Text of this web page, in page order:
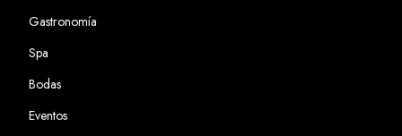
Gastronomía
Spa
Bodas
Eventos